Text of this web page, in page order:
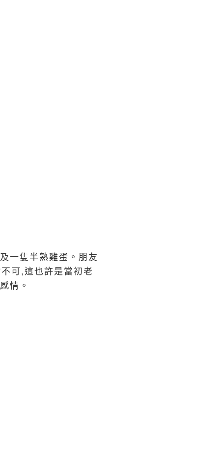
一隻半熟雞蛋。朋友
可,這也許是當初老
情。